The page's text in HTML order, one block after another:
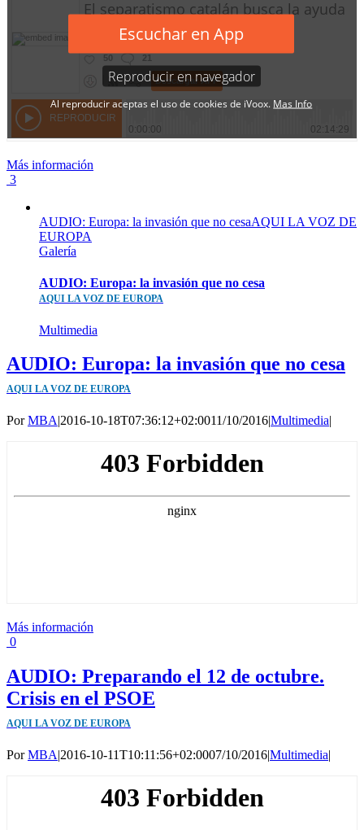
Más información
3
AUDIO: Europa: la invasión que no cesaAQUI LA VOZ DE
EUROPA
Galería
AUDIO: Europa: la invasión que no cesa
AQUI LA VOZ DE EUROPA
Multimedia
AUDIO: Europa: la invasión que no cesa
AQUI LA VOZ DE EUROPA
PorMBA|2016-10-18T07:36:12+02:0011/10/2016|Multimedia|
Más información
0
AUDIO: Preparando el 12 de octubre.
Crisis en el PSOE
AQUI LA VOZ DE EUROPA
PorMBA|2016-10-11T10:11:56+02:0007/10/2016|Multimedia|